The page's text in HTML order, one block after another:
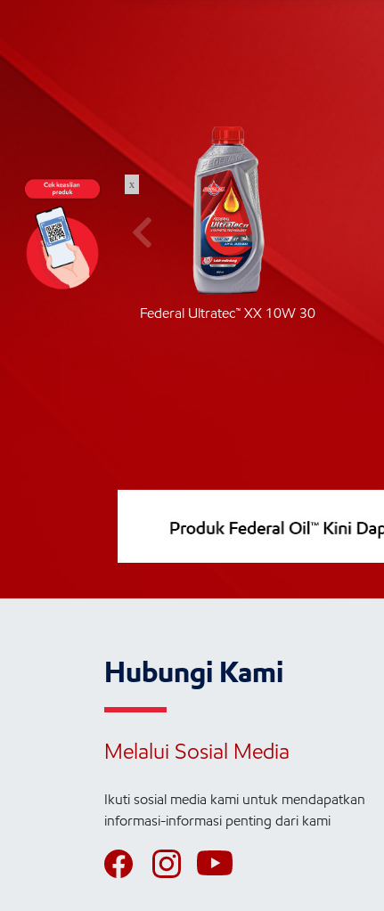
Federal Ultratec™ XX 10W 30
Hubungi Kami
Melalui Sosial Media
Ikuti sosial media kami untuk mendapatkan
informasi-informasi penting dari kami
x